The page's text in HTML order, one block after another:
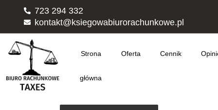
723 294 332
kontakt@ksiegowabiurorachunkowe.pl
Strona
główna
Oferta Cennik